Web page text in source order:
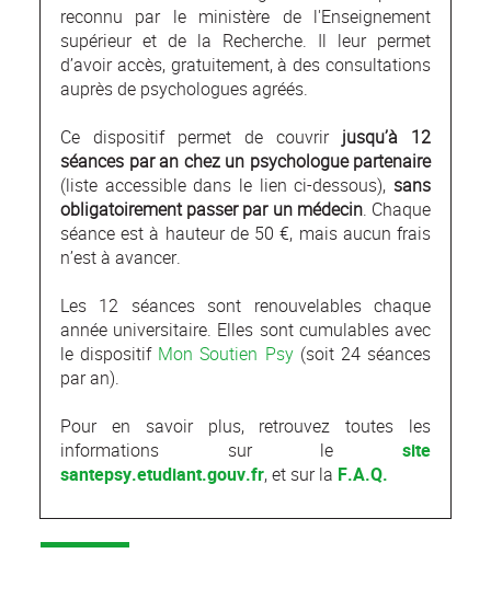
reconnu par le ministère de l'Enseignement
supérieur et de la Recherche. Il leur permet
d’avoir accès, gratuitement, à des consultations
auprès de psychologues agréés.
Ce dispositif permet de couvrir jusqu’à 12
séances par an chez un psychologue partenaire
(liste accessible dans le lien ci-dessous), sans
obligatoirement passer par un médecin. Chaque
séance est à hauteur de 50 €, mais aucun frais
n’est à avancer.
Les 12 séances sont renouvelables chaque
année universitaire. Elles sont cumulables avec
le dispositif Mon Soutien Psy(soit 24 séances
par an).
Pour en savoir plus, retrouvez toutes les
informations sur le site
santepsy.etudiant.gouv.fr, et sur la F.A.Q.